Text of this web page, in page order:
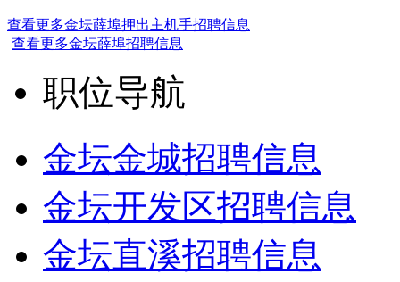
查看更多金坛薛埠押出主机手招聘信息
查看更多金坛薛埠招聘信息
职位导航
金坛金城招聘信息
金坛开发区招聘信息
金坛直溪招聘信息